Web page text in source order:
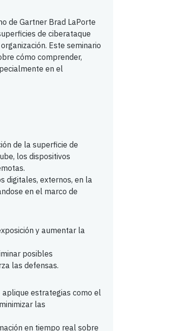
de Gartner Brad LaPorte
de ciberataque
Este seminario
cómo comprender,
en el
de la superficie de
los dispositivos
digitales, externos, en la
en el marco de
y aumentar la
posibles
las defensas.
aplique estrategias como el
las
en tiempo real sobre